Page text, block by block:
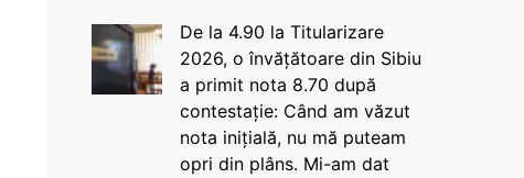
De la 4.90 la Titularizare
2026, o învățătoare din Sibiu
a primit nota 8.70 după
contestație: Când am văzut
nota inițială, nu mă puteam
opri din plâns. Mi-am dat